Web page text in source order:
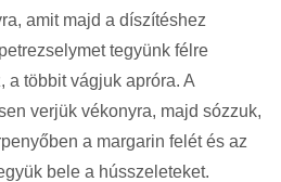
amit majd a díszítéshez
tegyünk félre
a többit vágjuk apróra. A
verjük vékonyra, majd sózzuk,
a margarin felét és az
bele a hússzeleteket.